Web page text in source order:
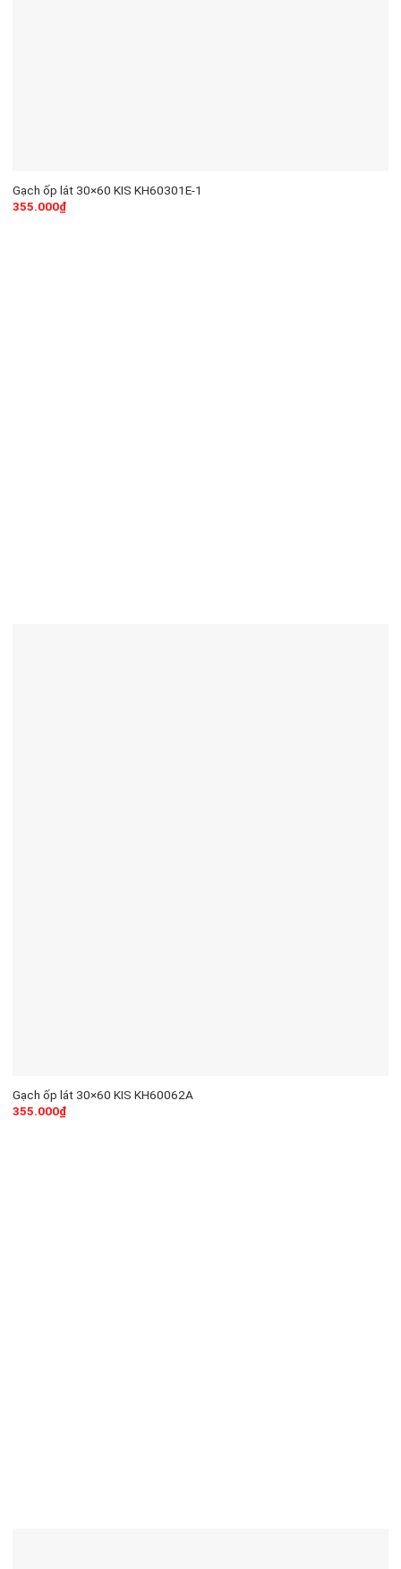
Gạch ốp lát 30×60 KIS KH60301E-1
355.000₫
Gạch ốp lát 30×60 KIS KH60062A
355.000₫